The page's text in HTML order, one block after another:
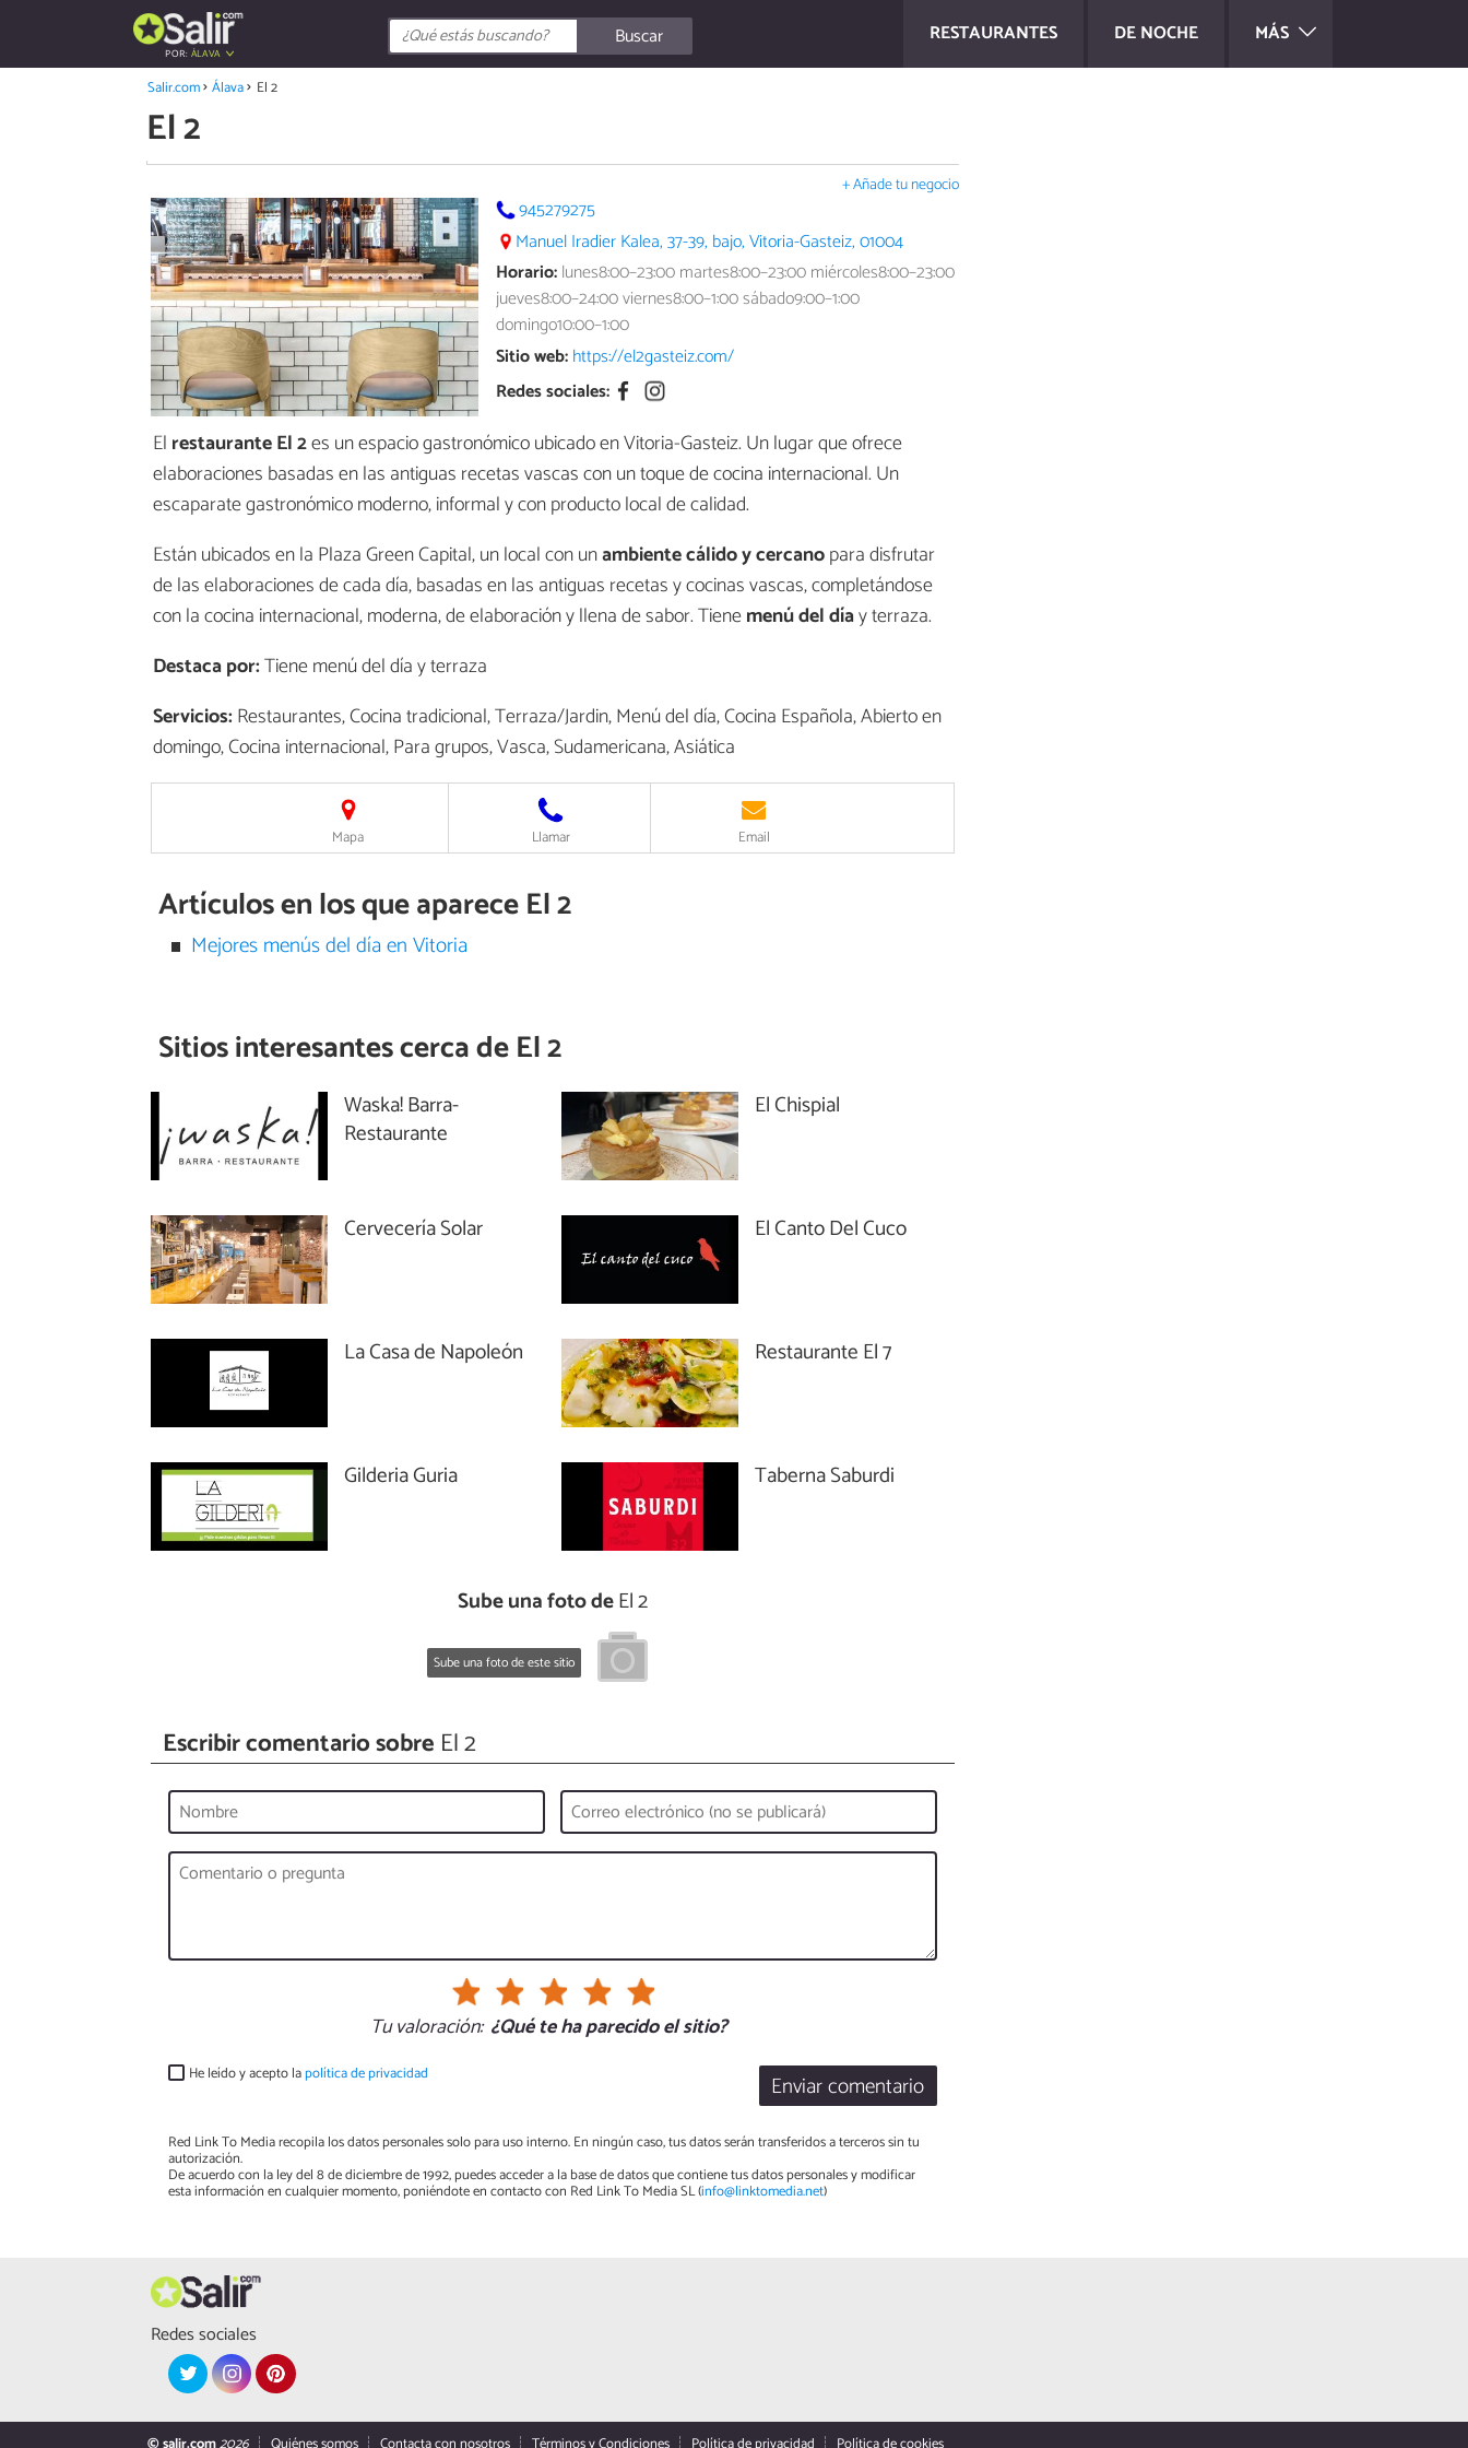
RESTAURANTES DE NOCHE MÁS
POR: ÁLAVA
Buscar
Salir.com Álava El 2
El 2
+ Añade tu negocio
945279275
Manuel Iradier Kalea, 37-39, bajo, Vitoria-Gasteiz, 01004
Horario:lunes8:00–23:00 martes8:00–23:00 miércoles8:00–23:00
jueves8:00–24:00 viernes8:00–1:00 sábado9:00–1:00
domingo10:00–1:00
Sitio web:https://el2gasteiz.com/
Redes sociales:
El restaurante El 2es un espacio gastronómico ubicado en Vitoria-Gasteiz. Un lugar que ofrece
elaboraciones basadas en las antiguas recetas vascas con un toque de cocina internacional. Un
escaparate gastronómico moderno, informal y con producto local de calidad.
Están ubicados en la Plaza Green Capital, un local con unambiente cálido y cercanopara disfrutar
de las elaboraciones de cada día, basadas en las antiguas recetas y cocinas vascas, completándose
con la cocina internacional, moderna, de elaboración y llena de sabor. Tienemenú del díay terraza.
Destaca por:Tiene menú del día y terraza
Servicios:Restaurantes, Cocina tradicional, Terraza/Jardin, Menú del día, Cocina Española, Abierto en
domingo, Cocina internacional, Para grupos, Vasca, Sudamericana, Asiática
Mapa Llamar Email
Artículos en los que aparece El 2
Mejores menús del día en Vitoria
Sitios interesantes cerca deEl 2
Waska! Barra-
Restaurante
El Chispial
Cervecería Solar El Canto Del Cuco
La Casa de Napoleón Restaurante El 7
Gilderia Guria Taberna Saburdi
Sube una foto deEl 2
Sube una foto de este sitio
Escribir comentario sobre El 2
Tu valoración: ¿Qué te ha parecido el sitio?
Enviar comentario
He leído y acepto lapolítica de privacidad
Red Link To Media recopila los datos personales solo para uso interno. En ningún caso, tus datos serán transferidos a terceros sin tu
autorización.
De acuerdo con la ley del 8 de diciembre de 1992, puedes acceder a la base de datos que contiene tus datos personales y modificar
esta información en cualquier momento, poniéndote en contacto con Red Link To Media SL (info@linktomedia.net)
Redes sociales